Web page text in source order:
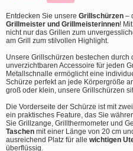
Entdecken Sie unsere Grillschürzen –
Grillmeister und Grillmeisterinnen!
nicht nur das Grillen zum
am Grill zum stilvollen Highlight.
Unsere Grillschürzen bestechen
unverzichtbaren Accessoire für jeden
Metallschnalle ermöglicht eine
Schürze perfekt an jede Körpergröße
groß oder klein, unsere Grillschürzen
Die Vorderseite der Schürze ist mit
ein praktisches Feature, das Sie
Sie Grillzange, Grillthermometer und
Taschen mit einer Länge von 20 cm
ausreichend Platz für alle wichtigen
überflüssig.